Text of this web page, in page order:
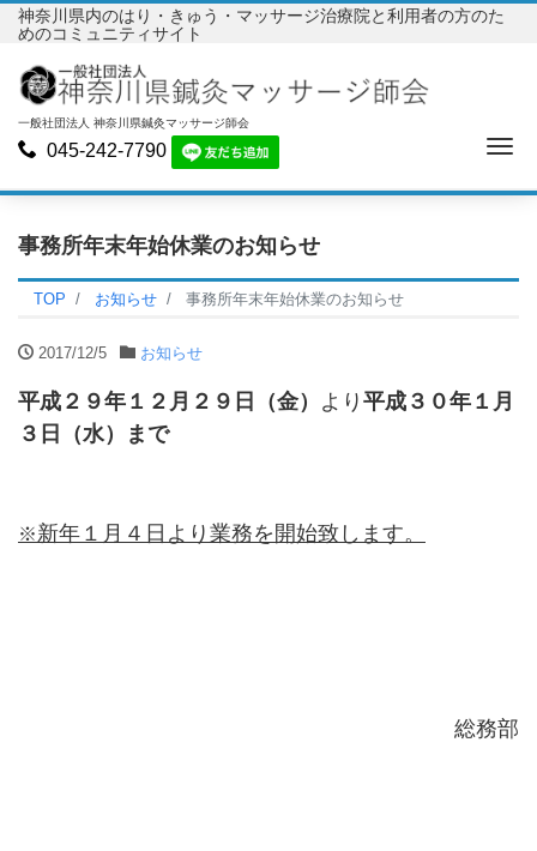
神奈川県内のはり・きゅう・マッサージ治療院と利用者の方のた
めのコミュニティサイト
一般社団法人 神奈川県鍼灸マッサージ師会
045-242-7790
事務所年末年始休業のお知らせ
TOP お知らせ 事務所年末年始休業のお知らせ
2017/12/5 お知らせ
平成２９年１２月２９日（金） より 平成３０年１月
３日（水）まで
※新年１月４日より業務を開始致します。
総務部